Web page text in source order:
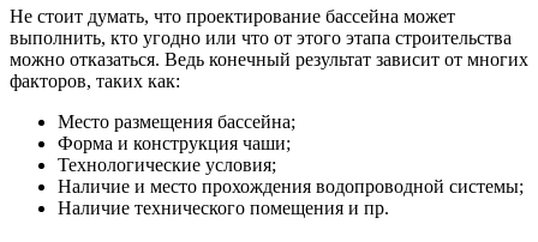
Не стоит думать, что проектирование бассейна может
выполнить, кто угодно или что от этого этапа строительства
можно отказаться. Ведь конечный результат зависит от многих
факторов, таких как:
Место размещения бассейна;
Форма и конструкция чаши;
Технологические условия;
Наличие и место прохождения водопроводной системы;
Наличие технического помещения и пр.